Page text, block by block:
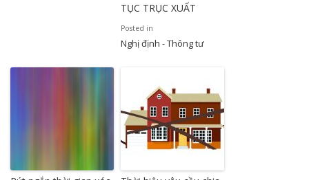
TỤC TRỤC XUẤT
Posted in
Nghị định - Thông tư